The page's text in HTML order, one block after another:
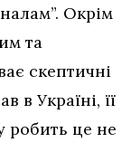
Окрім
та
скептичні
в Україні, її
робить це не